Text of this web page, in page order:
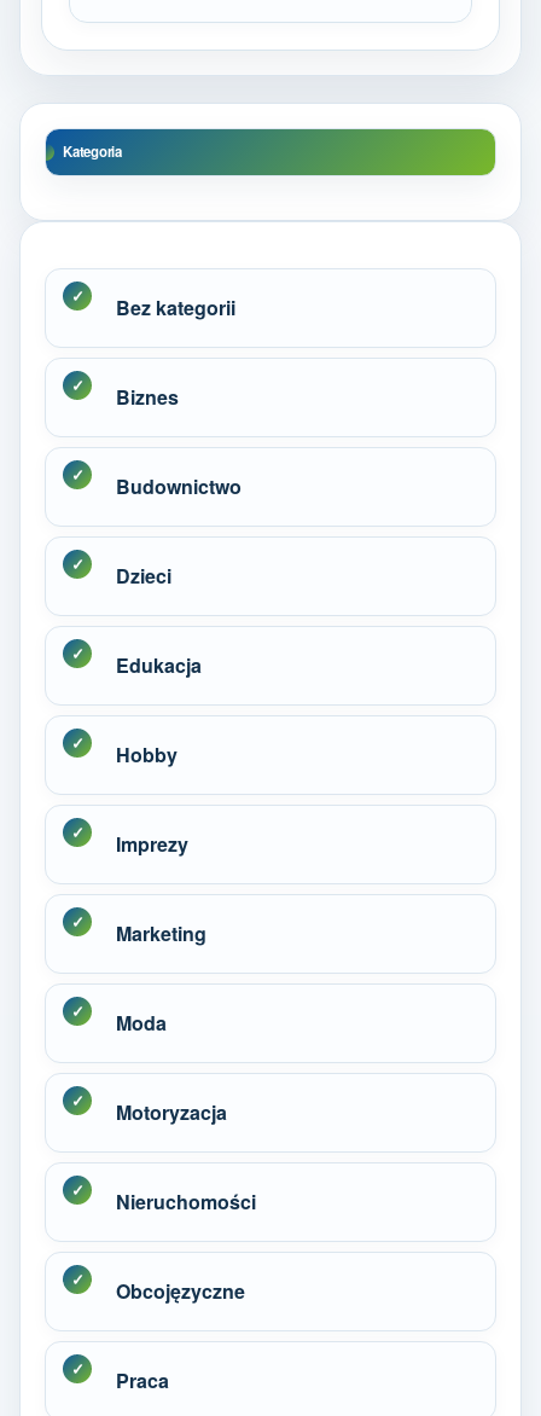
Kategoria
Bez kategorii
Biznes
Budownictwo
Dzieci
Edukacja
Hobby
Imprezy
Marketing
Moda
Motoryzacja
Nieruchomości
Obcojęzyczne
Praca